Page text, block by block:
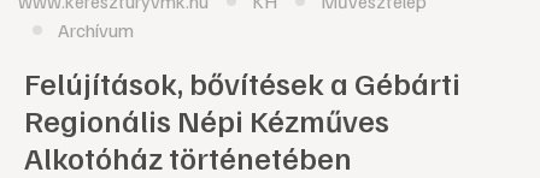
Archívum
Felújítások, bővítések a Gébárti
Regionális Népi Kézműves
Alkotóház történetében